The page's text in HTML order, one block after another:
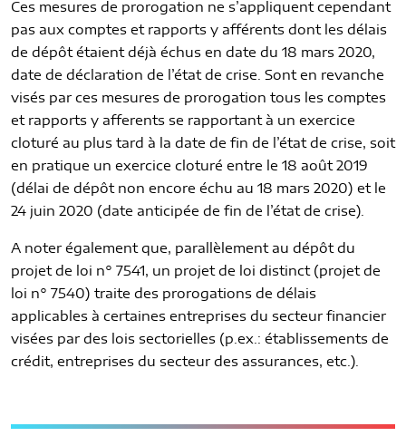
Ces mesures de prorogation ne s’appliquent cependant
pas aux comptes et rapports y afférents dont les délais
de dépôt étaient déjà échus en date du 18 mars 2020,
date de déclaration de l’état de crise. Sont en revanche
visés par ces mesures de prorogation tous les comptes
et rapports y afferents se rapportant à un exercice
cloturé au plus tard à la date de fin de l’état de crise, soit
en pratique un exercice cloturé entre le 18 août 2019
(délai de dépôt non encore échu au 18 mars 2020) et le
24 juin 2020 (date anticipée de fin de l’état de crise).
A noter également que, parallèlement au dépôt du
projet de loi n° 7541, un projet de loi distinct (projet de
loi n° 7540) traite des prorogations de délais
applicables à certaines entreprises du secteur financier
visées par des lois sectorielles (p.ex.: établissements de
crédit, entreprises du secteur des assurances, etc.).